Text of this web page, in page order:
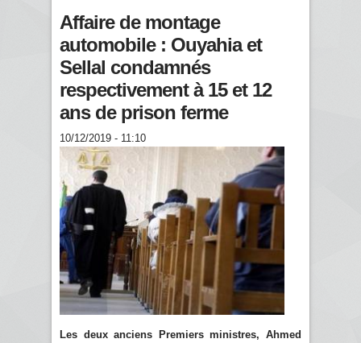
Affaire de montage
automobile : Ouyahia et
Sellal condamnés
respectivement à 15 et 12
ans de prison ferme
10/12/2019 - 11:10
Les deux anciens Premiers ministres, Ahmed